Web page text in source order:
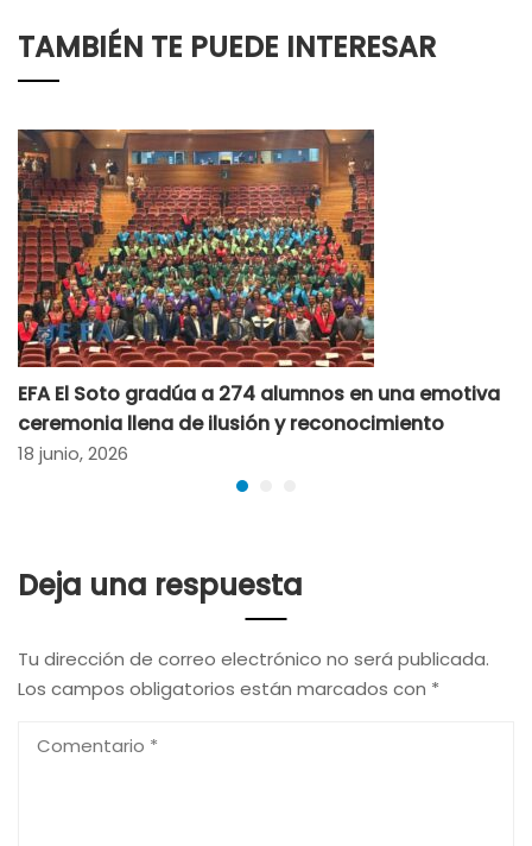
TAMBIÉN TE PUEDE INTERESAR
EFA El Soto gradúa a 274 alumnos en una emotiva
ceremonia llena de ilusión y reconocimiento
18 junio, 2026
Deja una respuesta
Tu dirección de correo electrónico no será publicada.
Los campos obligatorios están marcados con *